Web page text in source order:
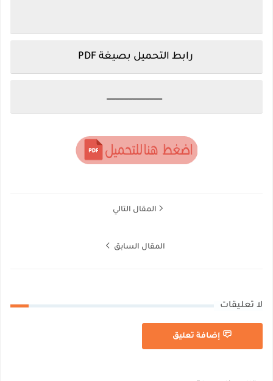
رابط التحميل بصيغة PDF
_____________
المقال التالي
المقال السابق
لا تعليقات
إضافة تعليق